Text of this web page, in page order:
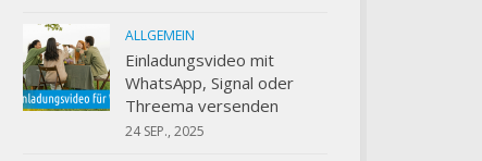
ALLGEMEIN
Einladungsvideo mit
WhatsApp, Signal oder
Threema versenden
24 SEP., 2025